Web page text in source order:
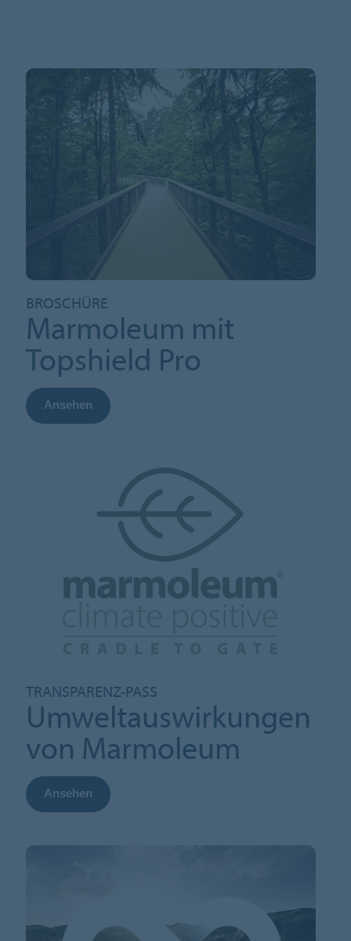
BROSCHÜRE
Marmoleum mit
Topshield Pro
Ansehen
TRANSPARENZ-PASS
Umweltauswirkungen
von Marmoleum
Ansehen